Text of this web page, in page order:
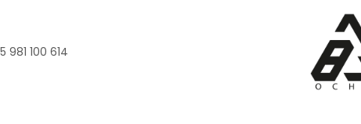
981 100 614